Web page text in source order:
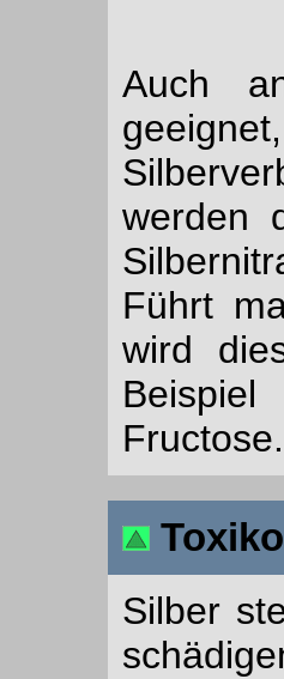
Auch
werden
Führt
wird
Fructose.
Silber